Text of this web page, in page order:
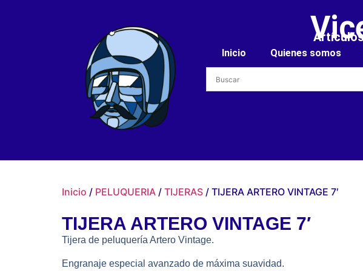
Inicio Quienes somos
Inicio / PELUQUERIA / TIJERAS / TIJERA ARTERO VINTAGE 7′
TIJERA ARTERO VINTAGE 7′
Tijera de peluquería Artero Vintage.
Engranaje especial avanzado de máxima suavidad.